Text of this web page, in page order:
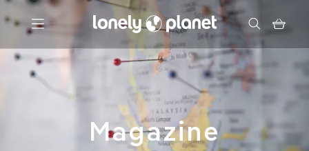
Menu
Votre recherche
Magazine